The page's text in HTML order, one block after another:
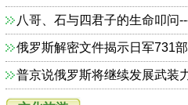
八哥、石与四君子的生命叩问
普京说俄罗斯将继续发展武装